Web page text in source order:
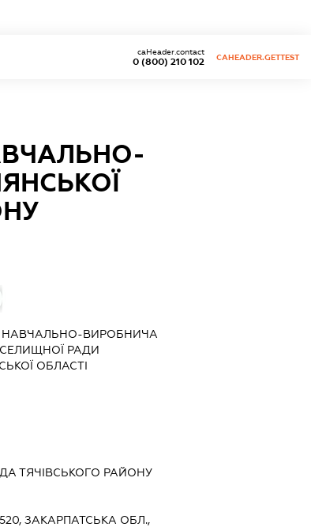
0 (800) 210 102
caHeader.contact
CAHEADER.GETTEST
НАВЧАЛЬНО-ВИРОБНИЧА
РАДИ
ОБЛАСТІ
ТЯЧІВСЬКОГО РАЙОНУ
ЗАКАРПАТСЬКА ОБЛ.,